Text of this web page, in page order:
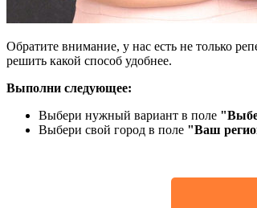
Обратите внимание, у нас есть не только
решить какой способ удобнее.
Выполни следующее:
Выбери нужный вариант в поле
Выбери свой город в поле "Ваш